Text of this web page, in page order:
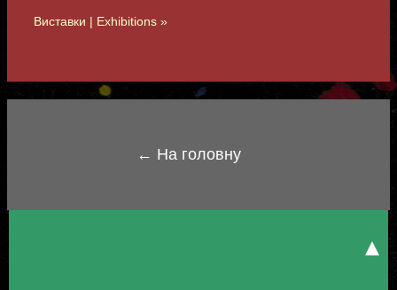
Виставки | Exhibitions »
← На головну